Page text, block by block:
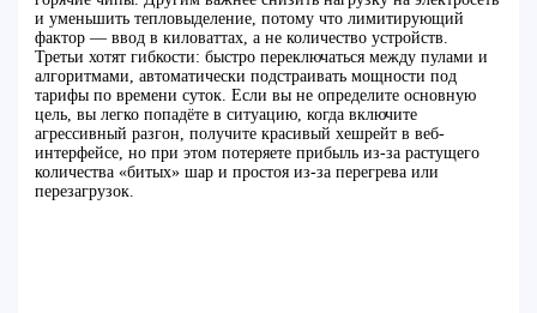
и уменьшить тепловыделение, потому что лимитирующий
фактор — ввод в киловаттах, а не количество устройств.
Третьи хотят гибкости: быстро переключаться между пулами и
алгоритмами, автоматически подстраивать мощности под
тарифы по времени суток. Если вы не определите основную
цель, вы легко попадёте в ситуацию, когда включите
агрессивный разгон, получите красивый хешрейт в веб-
интерфейсе, но при этом потеряете прибыль из‑за растущего
количества «битых» шар и простоя из‑за перегрева или
перезагрузок.